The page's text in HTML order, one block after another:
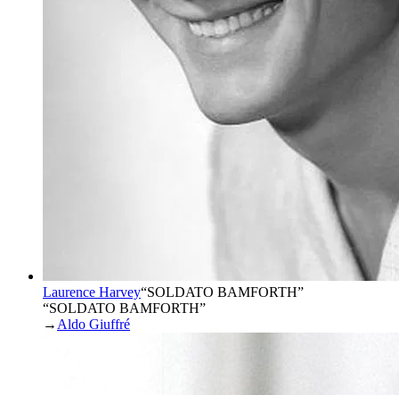
Laurence Harvey“SOLDATO BAMFORTH”
“SOLDATO BAMFORTH”
→ Aldo Giuffré